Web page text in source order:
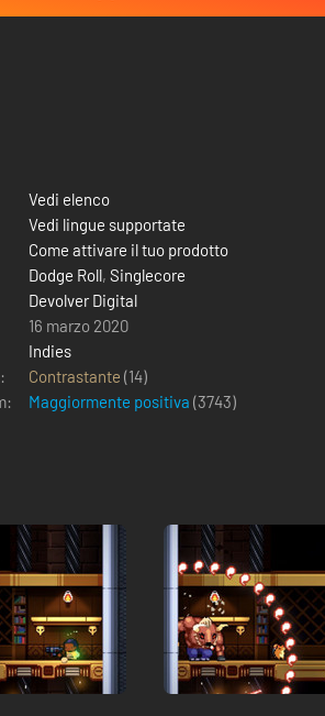
Vedi elenco
Vedi lingue supportate
Come attivare il tuo prodotto
Dodge Roll, Singlecore
Devolver Digital
16 marzo 2020
Indies
Contrastante (14)
Maggiormente positiva (3743)